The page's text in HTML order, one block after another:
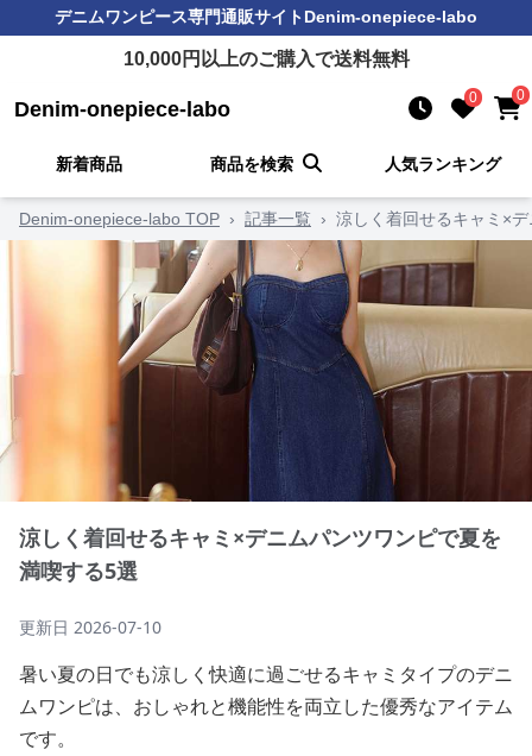
デニムワンピース専門通販サイトDenim-onepiece-labo
10,000円以上のご購入で送料無料
Denim-onepiece-labo 0 0
新着商品 商品を検索 人気ランキング
Denim-onepiece-labo TOP › 記事一覧 › 涼しく着回せるキャミ×
涼しく着回せるキャミ×デニムパンツワンピで夏を
満喫する5選
更新日 2026-07-10
暑い夏の日でも涼しく快適に過ごせるキャミタイプのデニ
ムワンピは、おしゃれと機能性を両立した優秀なアイテム
です。